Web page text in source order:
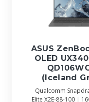
ASUS
OLED
(Iceland
Qualcomm
Elite X2E-88-100 |